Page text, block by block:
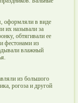
оформляли в виде
их называли за
обтягивали ее
фестонами из
влажный
из большого
рогоза и другой